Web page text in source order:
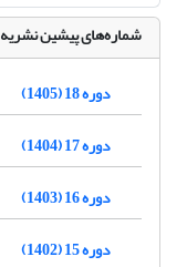
شماره‌های پیشین نشریه
دوره 18 (1405)
دوره 17 (1404)
دوره 16 (1403)
دوره 15 (1402)